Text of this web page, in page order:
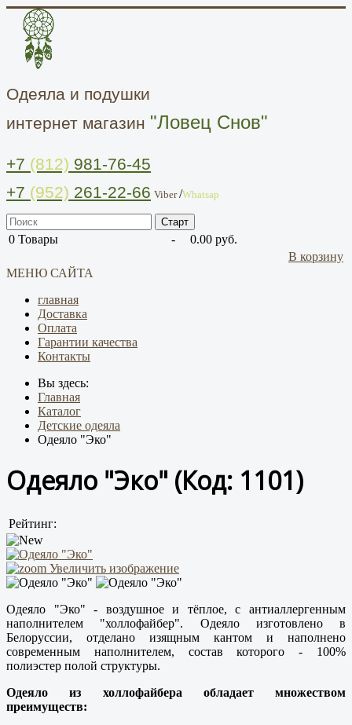
Одеяла и подушки
интернет магазин "Ловец Снов"
+7 (812) 981-76-45
+7 (952) 261-22-66 Viber/Whatsap
0 Товары -
0.00 руб.
В корзину
МЕНЮ САЙТА
главная
Доставка
Оплата
Гарантии качества
Контакты
Вы здесь:
Главная
Каталог
Детские одеяла
Одеяло "Эко"
Одеяло "Эко" (Код: 1101)
Рейтинг:
Увеличить изображение
Одеяло "Эко" - воздушное и тёплое, с антиаллергенным
наполнителем "холлофайбер". Одеяло изготовлено в
Белоруссии, отделано изящным кантом и наполнено
современным наполнителем, состав которого - 100%
полиэстер полой структуры.
Одеяло из холлофайбера обладает множеством
преимуществ: